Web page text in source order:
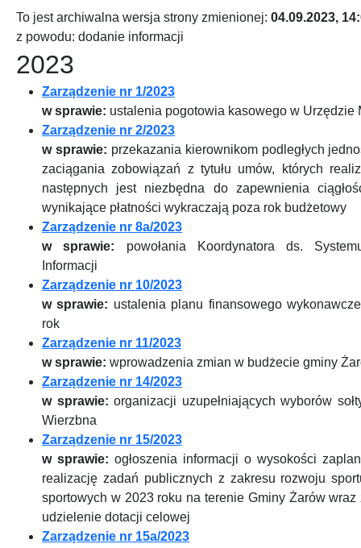
To jest archiwalna wersja strony zmienionej: 04.09.2023,
z powodu: dodanie informacji
2023
Zarządzenie nr 1/2023
w sprawie: ustalenia pogotowia kasowego w Urzędzie
Zarządzenie nr 2/2023
w sprawie: przekazania kierownikom podległych
zaciągania zobowiązań z tytułu umów, których
następnych jest niezbędna do zapewnienia
wynikające płatności wykraczają poza rok budżetowy
Zarządzenie nr 8a/2023
w sprawie: powołania Koordynatora ds.
Informacji
Zarządzenie nr 10/2023
w sprawie: ustalenia planu finansowego
rok
Zarządzenie nr 11/2023
w sprawie: wprowadzenia zmian w budżecie gminy
Zarządzenie nr 14/2023
w sprawie: organizacji uzupełniających wyborów
Wierzbna
Zarządzenie nr 15/2023
w sprawie: ogłoszenia informacji o wysokości
realizację zadań publicznych z zakresu rozwoju
sportowych w 2023 roku na terenie Gminy Żarów
udzielenie dotacji celowej
Zarządzenie nr 15a/2023